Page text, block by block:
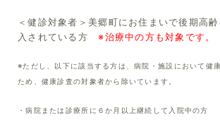
＜健診対象者＞美郷町にお住まいで後期高
入されている方※治療中の方も対象です。
※ただし、以下に該当する方は、病院・施設において健
ため、健康診査の対象者から除いています。
・病院または診療所に６か月以上継続して入院中の方